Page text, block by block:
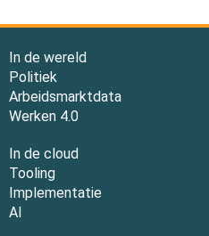
In de wereld
Politiek
Arbeidsmarktdata
Werken 4.0
In de cloud
Tooling
Implementatie
AI